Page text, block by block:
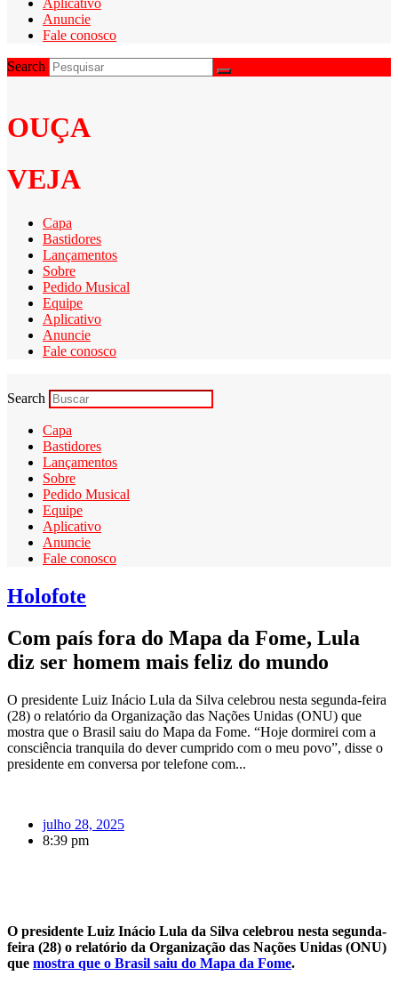
Anuncie
Fale conosco
Search
OUÇA
VEJA
Capa
Bastidores
Lançamentos
Sobre
Pedido Musical
Equipe
Aplicativo
Anuncie
Fale conosco
Search
Capa
Bastidores
Lançamentos
Sobre
Pedido Musical
Equipe
Aplicativo
Anuncie
Fale conosco
Holofote
Com país fora do Mapa da Fome, Lula
diz ser homem mais feliz do mundo
O presidente Luiz Inácio Lula da Silva celebrou nesta segunda-feira
(28) o relatório da Organização das Nações Unidas (ONU) que
mostra que o Brasil saiu do Mapa da Fome. “Hoje dormirei com a
consciência tranquila do dever cumprido com o meu povo”, disse o
presidente em conversa por telefone com...
julho 28, 2025
8:39 pm
O presidente Luiz Inácio Lula da Silva celebrou nesta segunda-
feira (28) o relatório da Organização das Nações Unidas (ONU)
que mostra que o Brasil saiu do Mapa da Fome.